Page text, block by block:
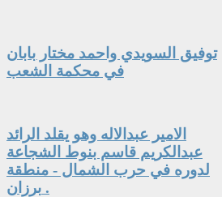
توفيق السويدي واحمد مختار بابان
في محكمة الشعب
الامير عبدالاله وهو يقلد الرائد
عبدالكريم قاسم بنوط الشجاعة
لدوره في حرب الشمال - منطقة
برزان .